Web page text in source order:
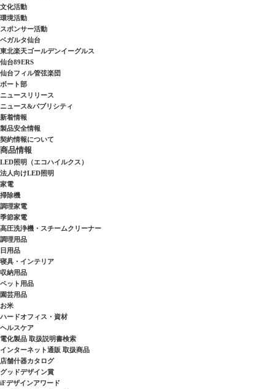
文化活動
環境活動
スポンサー活動
ベガルタ仙台
東北楽天ゴールデンイーグルス
仙台89ERS
仙台フィル管弦楽団
ボート部
ニュースリリース
ニュース&パブリシティ
新着情報
製品安全情報
契約情報について
商品情報
LED照明（エコハイルクス）
法人向けLED照明
家電
掃除機
調理家電
季節家電
高圧洗浄機・スチームクリーナー
調理用品
日用品
寝具・インテリア
収納用品
ペット用品
園芸用品
お米
ハードオフィス・資材
ヘルスケア
電化製品 取扱説明書検索
インターネット通販 取扱商品
店舗什器カタログ
グッドデザイン賞
iFデザインアワード